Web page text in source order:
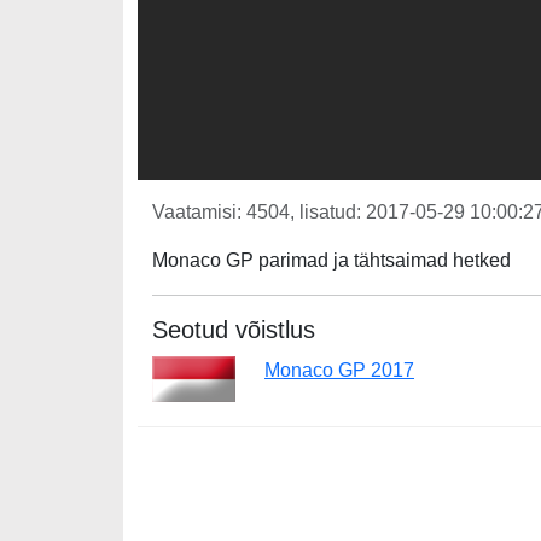
Vaatamisi: 4504, lisatud: 2017-05-29
Monaco GP parimad ja tähtsaimad hetked
Seotud võistlus
Monaco GP 2017